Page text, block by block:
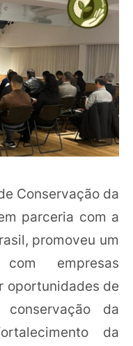
Conservação da
parceria com a
promoveu um
empresas
oportunidades de
da
da